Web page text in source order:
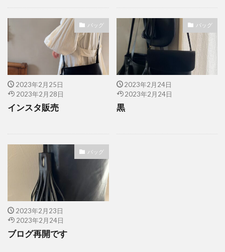
バッグ
2023年2月25日
2023年2月28日
インスタ販売
バッグ
2023年2月24日
2023年2月24日
黒
バッグ
2023年2月23日
2023年2月24日
ブログ再開です